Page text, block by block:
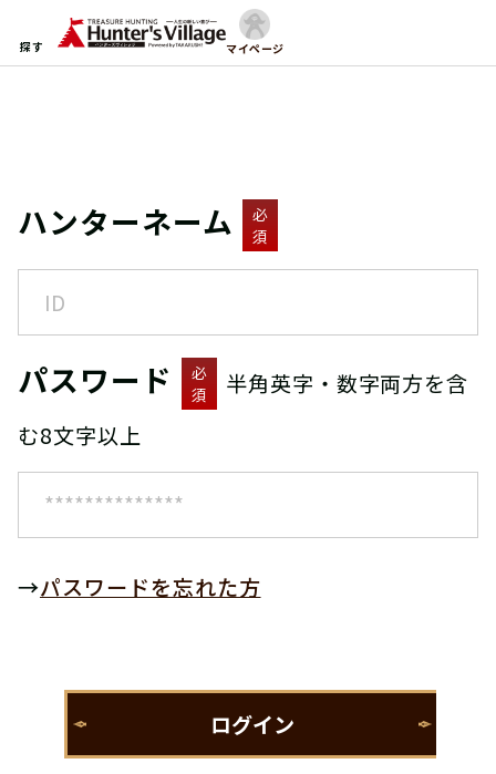
探す マイページ
ハンターネーム
必
須
パスワード
必
須
半角英字・数字両方を含
む8文字以上
→パスワードを忘れた方